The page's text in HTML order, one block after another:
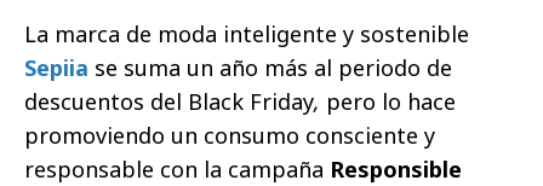
La marca de moda inteligente y sostenible
Sepiia se suma un año más al periodo de
descuentos del Black Friday, pero lo hace
promoviendo un consumo consciente y
responsable con la campaña Responsible